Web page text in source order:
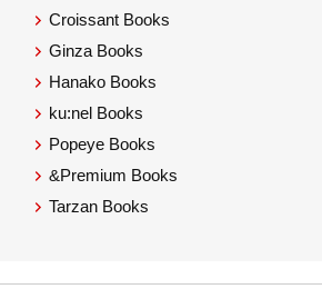
Croissant Books
Ginza Books
Hanako Books
ku:nel Books
Popeye Books
&Premium Books
Tarzan Books